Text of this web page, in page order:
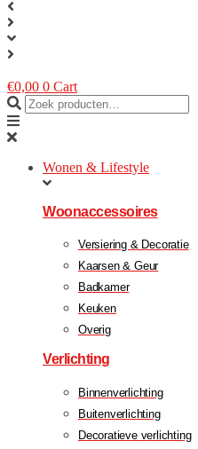
€0,00 0 Cart
Wonen & Lifestyle
Woonaccessoires
Versiering & Decoratie
Kaarsen & Geur
Badkamer
Keuken
Overig
Verlichting
Binnenverlichting
Buitenverlichting
Decoratieve verlichting